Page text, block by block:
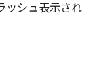
ッシュ表示され